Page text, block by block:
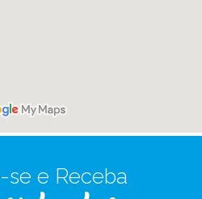
se e Receba